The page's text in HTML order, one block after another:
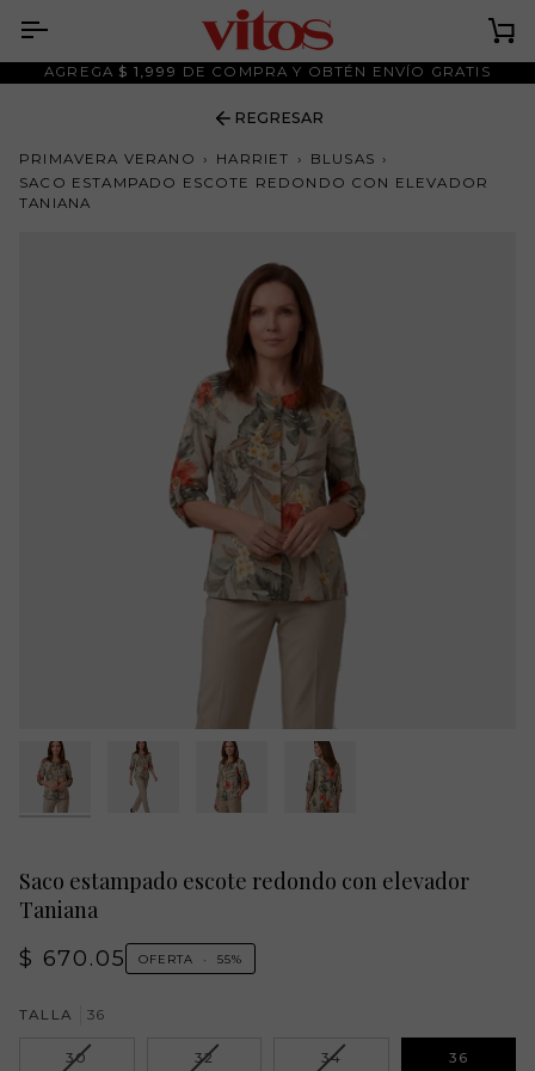
contenido
AGREGA $ 1,999 DE COMPRA Y OBTÉN ENVÍO GRATIS
REGRESAR
PRIMAVERA VERANO › HARRIET › BLUSAS ›
SACO ESTAMPADO ESCOTE REDONDO CON ELEVADOR
TANIANA
Saco estampado escote redondo con elevador
Taniana
$ 670.05 OFERTA • 55%
TALLA 36
30VARIANTE
32VARIANTE
34VARIANTE
36